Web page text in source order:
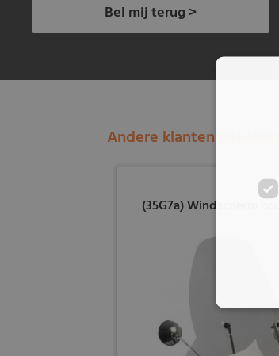
Bel mij terug >
Andere klanten
(35G7a) Windscherm